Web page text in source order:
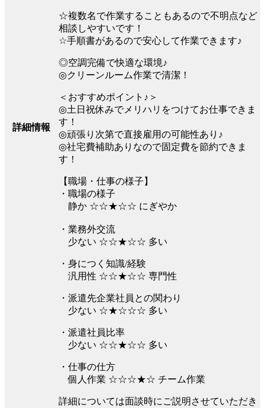
詳細情報
☆複数名で作業することもあるので不明点など
相談しやすいです！
☆手順書があるので安心して作業できます♪
◎空調完備で快適な環境♪
◎クリーンルーム作業で清潔！
＜おすすめポイント♪＞
◎土日祝休みでメリハリをつけてお仕事できま
す！
◎頑張り次第で直接雇用の可能性あり♪
◎社宅費補助ありなので固定費を節約できま
す！
【職場・仕事の様子】
・職場の様子
静か ☆☆★☆☆ にぎやか
・業務外交流
少ない ☆☆★☆☆ 多い
・身につく知識/経験
汎用性 ☆☆★☆☆ 専門性
・派遣先企業社員との関わり
少ない ☆★☆☆☆ 多い
・派遣社員比率
少ない ☆☆★☆☆ 多い
・仕事の仕方
個人作業 ☆☆☆★☆ チーム作業
詳細については面談時にご説明させていただき